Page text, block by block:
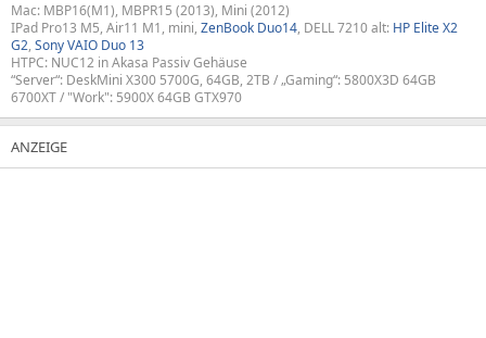
Mac: MBP16(M1), MBPR15 (2013), Mini (2012)
IPad Pro13 M5, Air11 M1, mini, ZenBook Duo14, DELL 7210 alt: HP Elite X2
G2, Sony VAIO Duo 13
HTPC: NUC12 in Akasa Passiv Gehäuse
“Server“: DeskMini X300 5700G, 64GB, 2TB / „Gaming“: 5800X3D 64GB
6700XT / "Work": 5900X 64GB GTX970